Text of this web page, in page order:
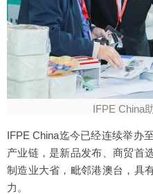
IFPE China
IFPE China迄今已经连续举办
产业链，是新品发布、商贸首
制造业大省，毗邻港澳台，具
力。